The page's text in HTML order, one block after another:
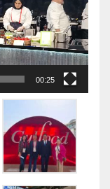
00:25